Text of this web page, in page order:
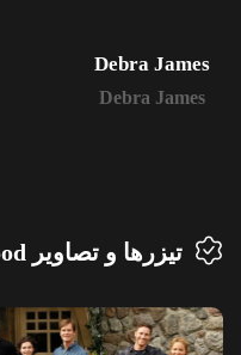
Debra James
Debra James
تیزرها و تصاویر Parenthood